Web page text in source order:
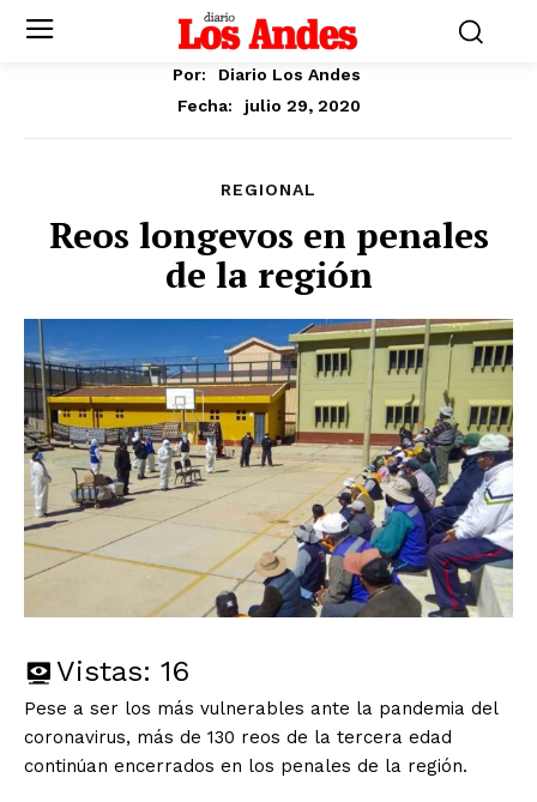
Por:
Diario Los Andes
Fecha:
julio 29, 2020
REGIONAL
Reos longevos en penales
de la región
Vistas: 16
Pese a ser los más vulnerables ante la pandemia del
coronavirus, más de 130 reos de la tercera edad
continúan encerrados en los penales de la región.